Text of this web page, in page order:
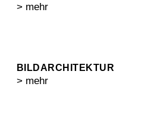
> mehr
BILDARCHITEKTUR
> mehr